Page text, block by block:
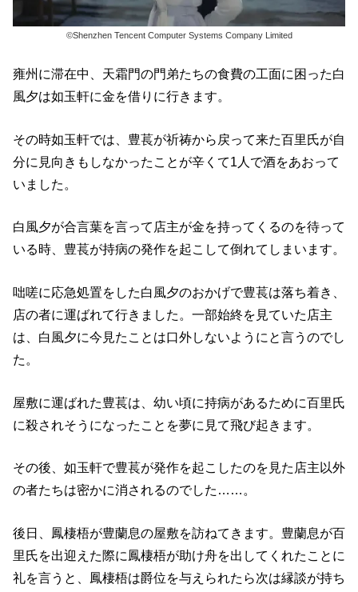
©Shenzhen Tencent Computer Systems Company Limited
雍州に滞在中、天霜門の門弟たちの食費の工面に困った白
風夕は如玉軒に金を借りに行きます。
その時如玉軒では、豊萇が祈祷から戻って来た百里氏が自
分に見向きもしなかったことが辛くて1人で酒をあおって
いました。
白風夕が合言葉を言って店主が金を持ってくるのを待って
いる時、豊萇が持病の発作を起こして倒れてしまいます。
咄嗟に応急処置をした白風夕のおかげで豊萇は落ち着き、
店の者に運ばれて行きました。一部始終を見ていた店主
は、白風夕に今見たことは口外しないようにと言うのでし
た。
屋敷に運ばれた豊萇は、幼い頃に持病があるために百里氏
に殺されそうになったことを夢に見て飛び起きます。
その後、如玉軒で豊萇が発作を起こしたのを見た店主以外
の者たちは密かに消されるのでした……。
後日、鳳棲梧が豊蘭息の屋敷を訪ねてきます。豊蘭息が百
里氏を出迎えた際に鳳棲梧が助け舟を出してくれたことに
礼を言うと、鳳棲梧は爵位を与えられたら次は縁談が持ち